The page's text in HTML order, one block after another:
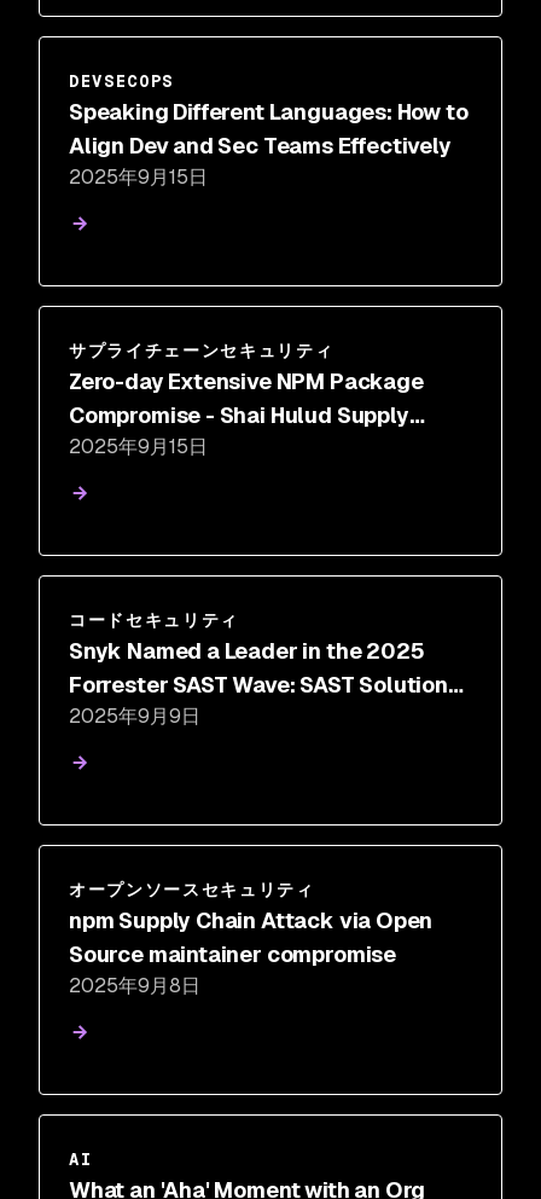
DEVSECOPS
Speaking Different Languages: How to
Align Dev and Sec Teams Effectively
2025年9月15日
サプライチェーンセキュリティ
Zero-day Extensive NPM Package
Compromise - Shai Hulud Supply
Chain Attack
2025年9月15日
コードセキュリティ
Snyk Named a Leader in the 2025
Forrester SAST Wave: SAST Solutions,
Q3 2025
2025年9月9日
オープンソースセキュリティ
npm Supply Chain Attack via Open
Source maintainer compromise
2025年9月8日
AI
What an 'Aha' Moment with an Org